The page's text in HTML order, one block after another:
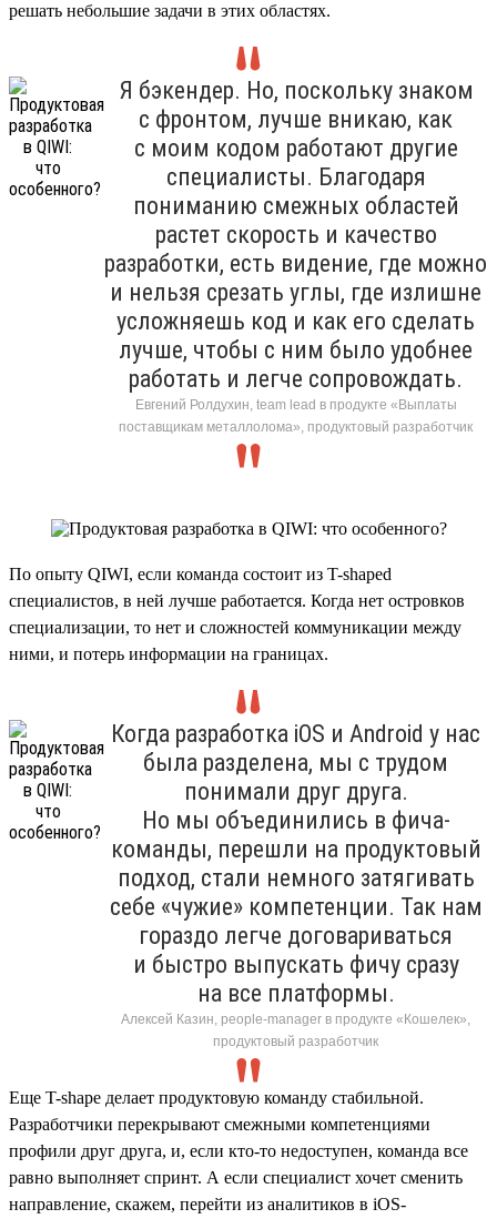
решать небольшие задачи в этих областях.
Я бэкендер. Но, поскольку знаком
с фронтом, лучше вникаю, как
с моим кодом работают другие
специалисты. Благодаря
пониманию смежных областей
растет скорость и качество
разработки, есть видение, где можно
и нельзя срезать углы, где излишне
усложняешь код и как его сделать
лучше, чтобы с ним было удобнее
работать и легче сопровождать.
Евгений Ролдухин, team lead в продукте «Выплаты
поставщикам металлолома», продуктовый разработчик
По опыту QIWI, если команда состоит из T-shaped
специалистов, в ней лучше работается. Когда нет островков
специализации, то нет и сложностей коммуникации между
ними, и потерь информации на границах.
Когда разработка iOS и Android у нас
была разделена, мы с трудом
понимали друг друга.
Но мы объединились в фича-
команды, перешли на продуктовый
подход, стали немного затягивать
себе «чужие» компетенции. Так нам
гораздо легче договариваться
и быстро выпускать фичу сразу
на все платформы.
Алексей Казин, people-manager в продукте «Кошелек»,
продуктовый разработчик
Еще T-shape делает продуктовую команду стабильной.
Разработчики перекрывают смежными компетенциями
профили друг друга, и, если кто-то недоступен, команда все
равно выполняет спринт. А если специалист хочет сменить
направление, скажем, перейти из аналитиков в iOS-